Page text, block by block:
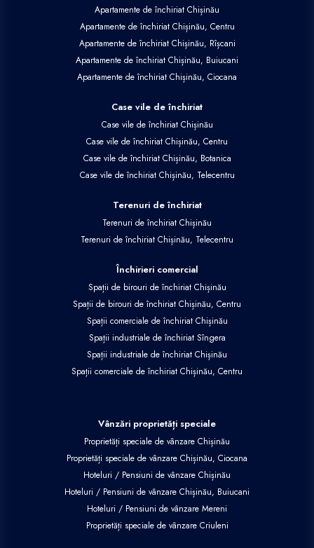
Apartamente de închiriat Chișinău
Apartamente de închiriat Chișinău, Centru
Apartamente de închiriat Chișinău, Rîșcani
Apartamente de închiriat Chișinău, Buiucani
Apartamente de închiriat Chișinău, Ciocana
Case vile de închiriat
Case vile de închiriat Chișinău
Case vile de închiriat Chișinău, Centru
Case vile de închiriat Chișinău, Botanica
Case vile de închiriat Chișinău, Telecentru
Terenuri de închiriat
Terenuri de închiriat Chișinău
Terenuri de închiriat Chișinău, Telecentru
Închirieri comercial
Spații de birouri de închiriat Chișinău
Spații de birouri de închiriat Chișinău, Centru
Spații comerciale de închiriat Chișinău
Spații industriale de închiriat Sîngera
Spații industriale de închiriat Chișinău
Spații comerciale de închiriat Chișinău, Centru
Vânzări proprietăți speciale
Proprietăți speciale de vânzare Chișinău
Proprietăți speciale de vânzare Chișinău, Ciocana
Hoteluri / Pensiuni de vânzare Chișinău
Hoteluri / Pensiuni de vânzare Chișinău, Buiucani
Hoteluri / Pensiuni de vânzare Mereni
Proprietăți speciale de vânzare Criuleni